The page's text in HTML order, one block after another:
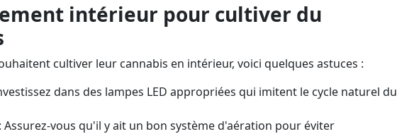
intérieur pour cultiver du
cultiver leur cannabis en intérieur, voici quelques astuces :
dans des lampes LED appropriées qui imitent le cycle naturel du
: Assurez-vous qu'il y ait un bon système d'aération pour éviter